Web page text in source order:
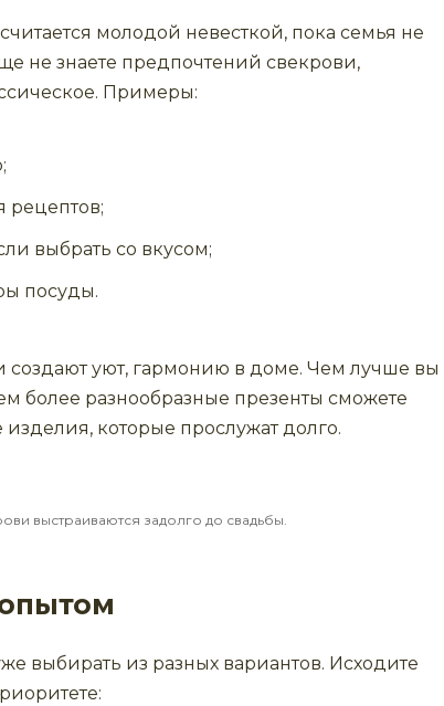
молодой невесткой, пока семья не
не знаете предпочтений свекрови,
Примеры:
рецептов;
выбрать со вкусом;
посуды.
создают уют, гармонию в доме. Чем лучше вы
более разнообразные презенты сможете
изделия, которые прослужат долго.
выстраиваются задолго до свадьбы.
выбирать из разных вариантов. Исходите